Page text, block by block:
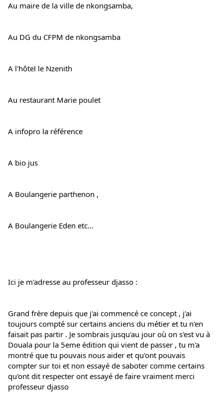
Au maire de la ville de nkongsamba,
Au DG du CFPM de nkongsamba
A l'hôtel le Nzenith
Au restaurant Marie poulet
A infopro la référence
A bio jus
A Boulangerie parthenon ,
A Boulangerie Eden etc...
Ici je m'adresse au professeur djasso :
Grand frère depuis que j'ai commencé ce concept , j'ai
toujours compté sur certains anciens du métier et tu n'en
faisait pas partir . Je sombrais jusqu'au jour où on s'est vu à
Douala pour la 5eme édition qui vient de passer , tu m'a
montré que tu pouvais nous aider et qu'ont pouvais
compter sur toi et non essayé de saboter comme certains
qu'ont dit respecter ont essayé de faire vraiment merci
professeur djasso